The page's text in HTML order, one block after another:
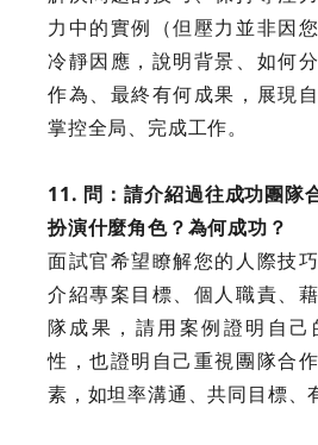
力中的實例（但壓力並非因
冷靜因應，說明背景、如何
作為、最終有何成果，展現
掌控全局、完成工作。
11. 問：請介紹過往成功團隊
扮演什麼角色？為何成功？
面試官希望瞭解您的人際技
介紹專案目標、個人職責、
隊成果，請用案例證明自
性，也證明自己重視團隊合
素，如坦率溝通、共同目標、